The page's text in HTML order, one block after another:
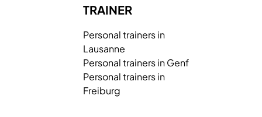
TRAINER
Personal trainers in
Lausanne
Personal trainers in Genf
Personal trainers in
Freiburg